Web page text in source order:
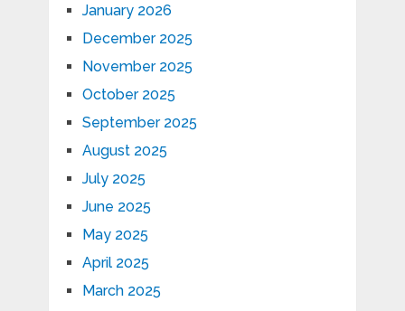
January 2026
December 2025
November 2025
October 2025
September 2025
August 2025
July 2025
June 2025
May 2025
April 2025
March 2025